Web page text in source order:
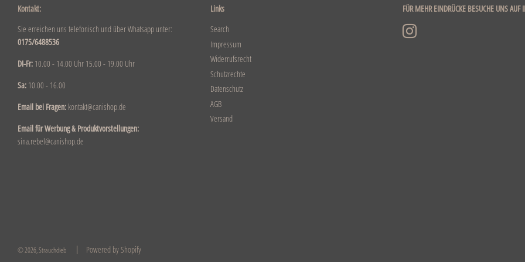
Kontakt:
Sie erreichen uns telefonisch und über Whatsapp unter:
0175/6488536
DI-Fr: 10.00 - 14.00 Uhr 15.00 - 19.00 Uhr
Sa: 10.00 - 16.00
Email bei Fragen: kontakt@canishop.de
Email für Werbung & Produktvorstellungen:
sina.rebel@canishop.de
Links
Search
Impressum
Widerrufsrecht
Schutzrechte
Datenschutz
AGB
Versand
FÜR MEHR EINDRÜCKE BESUCHE UNS AUF
© 2026, Strauchdieb Powered by Shopify